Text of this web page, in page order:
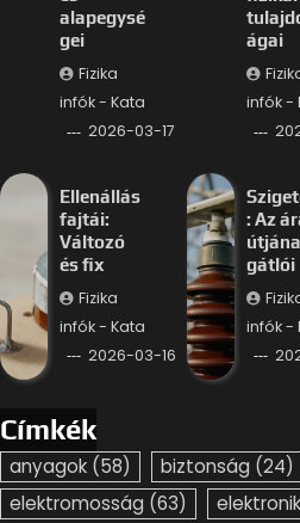
alapegysé
gei
Fizika
infók - Kata
2026-03-17
ágai
infók -
Ellenállás
fajtái:
Változó
és fix
Fizika
infók - Kata
2026-03-16
: Az
gátlói
infók -
Címkék
anyagok (58) biztonság (24)
elektromosság (63)